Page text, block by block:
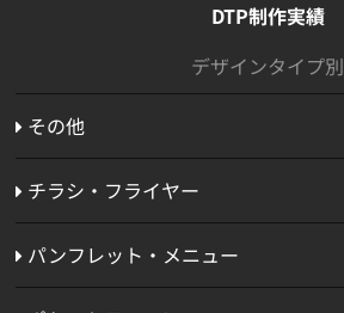
DTP制作実績
デザインタイプ別
その他
チラシ・フライヤー
パンフレット・メニュー